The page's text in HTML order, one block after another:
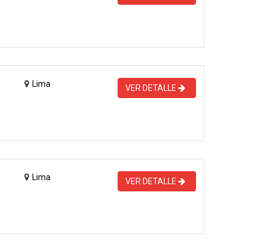
Lima VER DETALLE
Lima VER DETALLE